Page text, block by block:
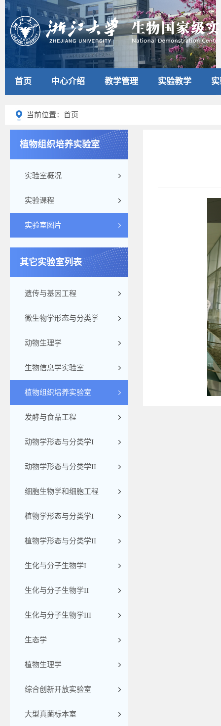
首页 中心介绍 教学管理 实验教学
当前位置：首页
植物组织培养实验室
实验室概况
实验课程
实验室图片
其它实验室列表
遗传与基因工程
微生物学形态与分类学
动物生理学
生物信息学实验室
植物组织培养实验室
发酵与食品工程
动物学形态与分类学I
动物学形态与分类学II
细胞生物学和细胞工程
植物学形态与分类学I
植物学形态与分类学II
生化与分子生物学I
生化与分子生物学II
生化与分子生物学III
生态学
植物生理学
综合创新开放实验室
大型真菌标本室